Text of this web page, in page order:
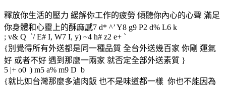
釋放你生活的壓力 緩解你工作的疲勞 傾聽你內心的心聲 滿足
你身體和心靈上的酥麻感7 d* ^’ Y8 g9 P2 d% L6 k
; v& Q `/ E# I, W7 I, y) ~4 h# z2 e+ `
{別覺得所有外送都是同一種品質 全台外送幾百家 你剛 運氣
好 或者不好 遇到那麼一兩家 就否定全部外送素質 }
5 |+ o0 |) m5 a% m9 D b
{就比如台灣那麼多滷肉飯 也不是味道都一樣 你也不能因為